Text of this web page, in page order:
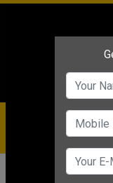
Dr Vivek